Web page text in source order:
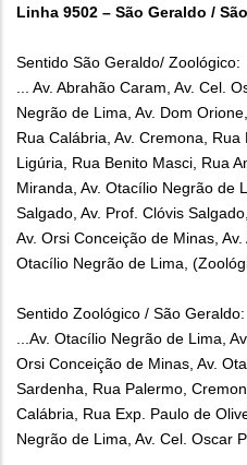
Linha 9502 – São Geraldo /
Sentido São Geraldo/ Zoológico:
... Av. Abrahão Caram, Av. Cel.
Negrão de Lima, Av. Dom
Rua Calábria, Av. Cremona,
Ligúria, Rua Benito Masci, Rua
Miranda, Av. Otacílio Negrão de
Salgado, Av. Prof. Clóvis
Av. Orsi Conceição de Minas,
Otacílio Negrão de Lima,
Sentido Zoológico / São Geraldo:
...Av. Otacílio Negrão de Lima,
Orsi Conceição de Minas, Av.
Sardenha, Rua Palermo,
Calábria, Rua Exp. Paulo de
Negrão de Lima, Av. Cel. Oscar